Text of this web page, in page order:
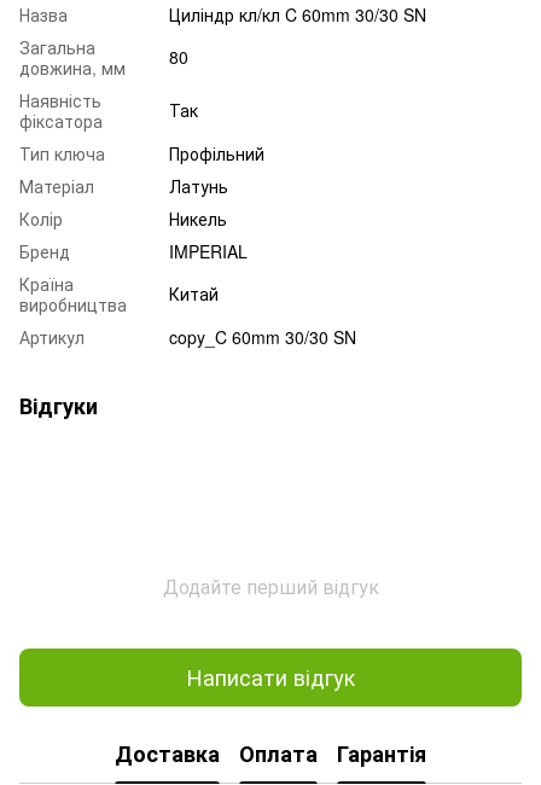
Назва
Циліндр кл/кл C 60mm 30/30 SN
Загальна
довжина, мм
80
Наявність
фіксатора
Так
Тип ключа
Профільний
Матеріал
Латунь
Колір
Никель
Бренд
IMPERIAL
Країна
виробництва
Китай
Артикул
copy_C 60mm 30/30 SN
Відгуки
Додайте перший відгук
Написати відгук
Доставка Оплата Гарантія